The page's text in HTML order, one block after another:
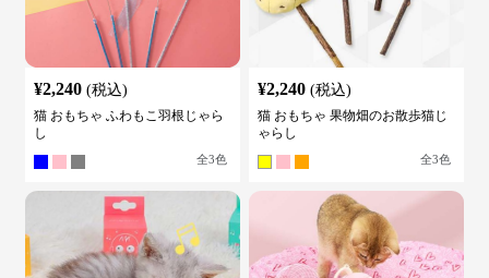
¥2,240 (税込)
猫 おもちゃ ふわもこ羽根じゃら
し
全3色
¥2,240 (税込)
猫 おもちゃ 果物畑のお散歩猫じ
ゃらし
全3色